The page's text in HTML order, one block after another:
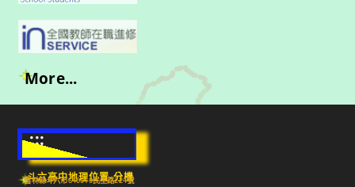
More...
:::
斗六高中地理位置-分機
雲林縣斗六市640010民生路224號